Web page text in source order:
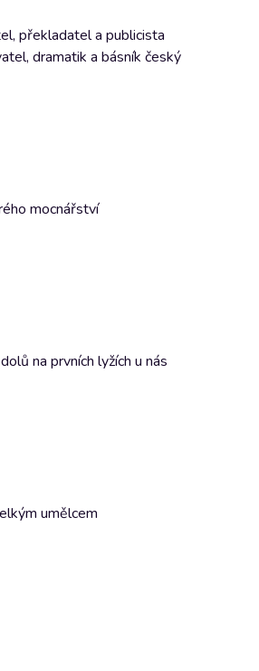
překladatel a publicista
dramatik a básník český
mocnářství
na prvních lyžích u nás
umělcem